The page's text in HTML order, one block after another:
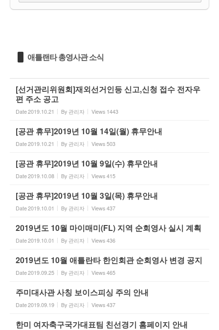
애틀랜타 총영사관 소식
[선거관리위원회]재외선거인등 신고,신청 접수 전자우
편 주소 공고
Date2019.10.21 By 관리자 Views 1443
[공관 휴무]2019년 10월 14일(월) 휴무안내
Date2019.10.21 By 관리자 Views503
[공관 휴무]2019년 10월 9일(수) 휴무안내
Date2019.10.08 By 관리자 Views415
[공관 휴무]2019년 10월 3일(목) 휴무안내
Date2019.10.01 By 관리자 Views437
2019년도 10월 마이매미(FL) 지역 순회영사 실시 계획
Date2019.10.01 By 관리자 Views436
2019년도 10월 애틀란타 한인회관 순회영사 변경 공지
Date2019.09.25 By 관리자 Views465
주미대사관 사칭 보이스피싱 주의 안내
Date2019.09.19 By 관리자 Views437
한미 여자축구국가대표팀 친선경기 홈페이지 안내